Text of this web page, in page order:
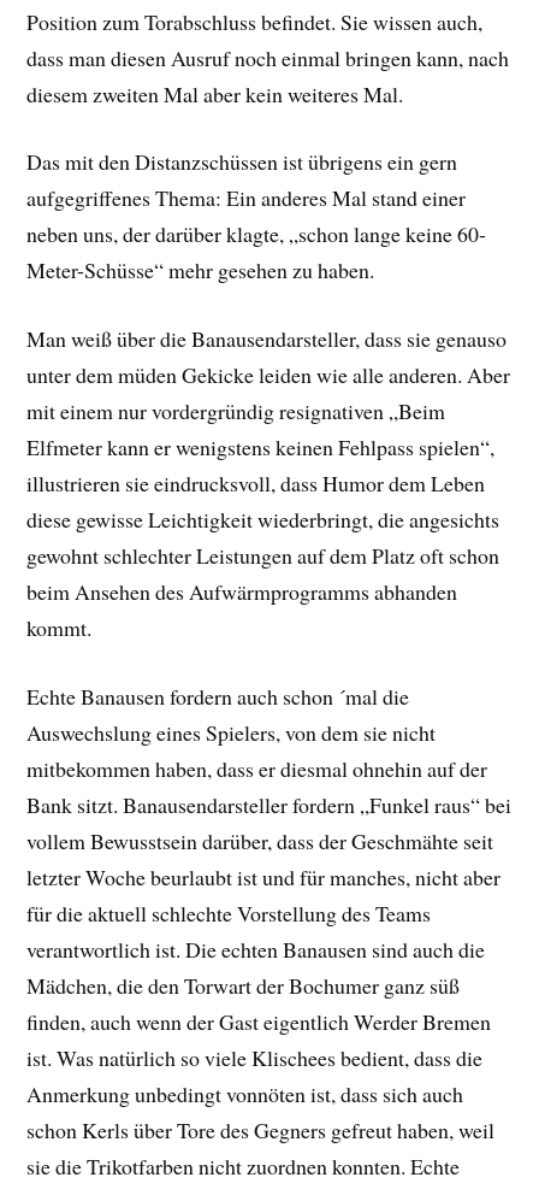
Position zum Torabschluss befindet. Sie wissen auch,
dass man diesen Ausruf noch einmal bringen kann, nach
diesem zweiten Mal aber kein weiteres Mal.
Das mit den Distanzschüssen ist übrigens ein gern
aufgegriffenes Thema: Ein anderes Mal stand einer
neben uns, der darüber klagte, „schon lange keine 60-
Meter-Schüsse“ mehr gesehen zu haben.
Man weiß über die Banausendarsteller, dass sie genauso
unter dem müden Gekicke leiden wie alle anderen. Aber
mit einem nur vordergründig resignativen „Beim
Elfmeter kann er wenigstens keinen Fehlpass spielen“,
illustrieren sie eindrucksvoll, dass Humor dem Leben
diese gewisse Leichtigkeit wiederbringt, die angesichts
gewohnt schlechter Leistungen auf dem Platz oft schon
beim Ansehen des Aufwärmprogramms abhanden
kommt.
Echte Banausen fordern auch schon ´mal die
Auswechslung eines Spielers, von dem sie nicht
mitbekommen haben, dass er diesmal ohnehin auf der
Bank sitzt. Banausendarsteller fordern „Funkel raus“ bei
vollem Bewusstsein darüber, dass der Geschmähte seit
letzter Woche beurlaubt ist und für manches, nicht aber
für die aktuell schlechte Vorstellung des Teams
verantwortlich ist. Die echten Banausen sind auch die
Mädchen, die den Torwart der Bochumer ganz süß
finden, auch wenn der Gast eigentlich Werder Bremen
ist. Was natürlich so viele Klischees bedient, dass die
Anmerkung unbedingt vonnöten ist, dass sich auch
schon Kerls über Tore des Gegners gefreut haben, weil
sie die Trikotfarben nicht zuordnen konnten. Echte